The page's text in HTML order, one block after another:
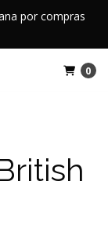
por compras
0